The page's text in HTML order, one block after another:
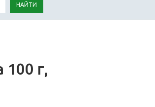
НАЙТИ
г,